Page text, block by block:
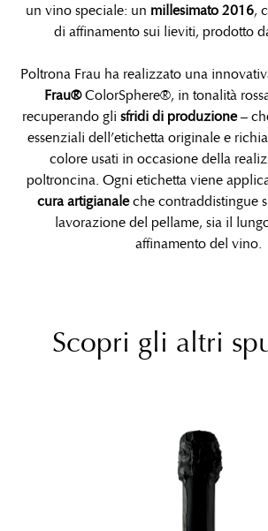
un vino speciale: un millesimato 2016,
di affinamento sui lieviti, prodotto
Poltrona Frau ha realizzato una
Frau®ColorSphere®, in tonalità
recuperando gli sfridi di produzione–
essenziali dell’etichetta originale e
colore usati in occasione della
poltroncina. Ogni etichetta viene
cura artigianaleche contraddistingue
lavorazione del pellame, sia il
affinamento del vino.
Scopri gli altri